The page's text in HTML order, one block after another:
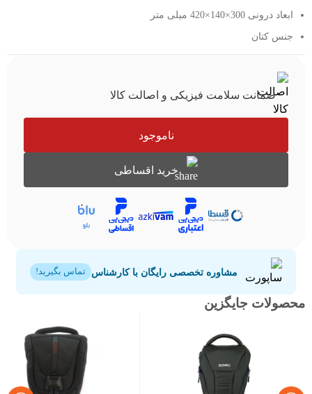
ابعاد درونی 300×140×420 میلی متر
جنس کتان
ضمانت سلامت فیزیکی و اصالت کالا
ناموجود
خرید اقساطی
مشاوره تخصصی رایگان با کارشناس تماس بگیرید!
محصولات جایگزین